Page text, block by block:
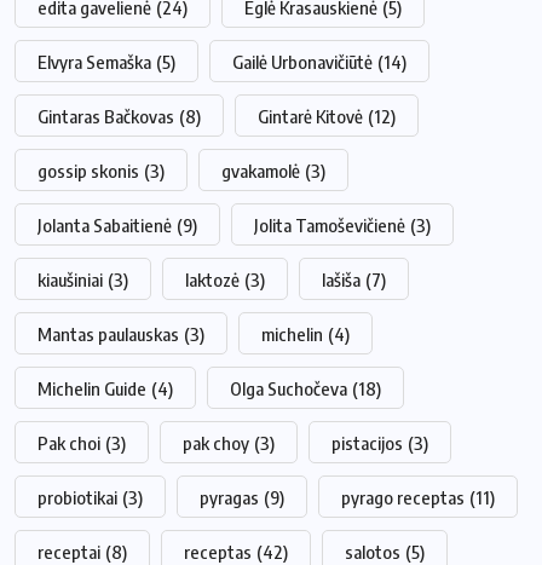
edita gavelienė (24) Eglė Krasauskienė (5)
Elvyra Semaška (5) Gailė Urbonavičiūtė (14)
Gintaras Bačkovas (8) Gintarė Kitovė (12)
gossip skonis (3) gvakamolė (3)
Jolanta Sabaitienė (9) Jolita Tamoševičienė (3)
kiaušiniai (3) laktozė (3) lašiša (7)
Mantas paulauskas (3) michelin (4)
Michelin Guide (4) Olga Suchočeva (18)
Pak choi (3) pak choy (3) pistacijos (3)
probiotikai (3) pyragas (9) pyrago receptas (11)
receptai (8) receptas (42) salotos (5)